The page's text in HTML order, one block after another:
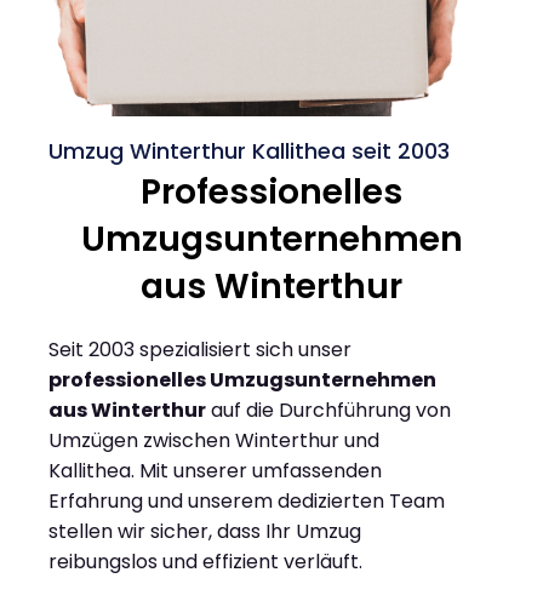
Umzug Winterthur Kallithea seit 2003
Professionelles
Umzugsunternehmen
aus Winterthur
Seit 2003 spezialisiert sich unser
professionelles Umzugsunternehmen
aus Winterthurauf die Durchführung von
Umzügen zwischen Winterthur und
Kallithea. Mit unserer umfassenden
Erfahrung und unserem dedizierten Team
stellen wir sicher, dass Ihr Umzug
reibungslos und effizient verläuft.